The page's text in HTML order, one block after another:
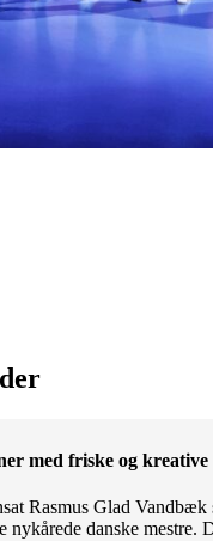
med friske og
Rasmus Glad Vandbæk
nykårede danske mestre.